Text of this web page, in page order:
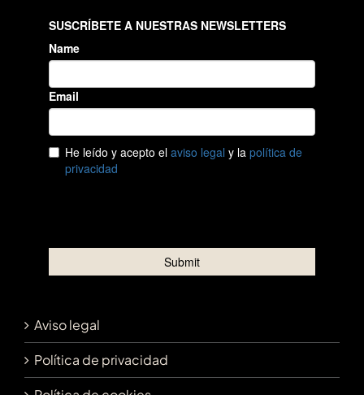
Aviso legal
Política de privacidad